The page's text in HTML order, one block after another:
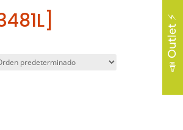
📣 Outlet ⚡